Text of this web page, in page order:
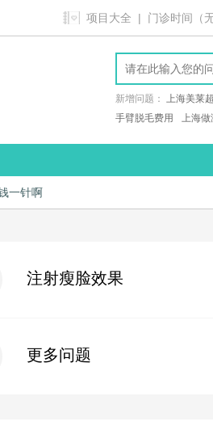
项目大全 | 门诊时间（
新增问题： 上海美莱
手臂脱毛费用
上海做
一针啊
注射瘦脸效果
更多问题